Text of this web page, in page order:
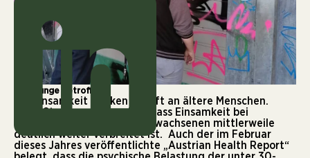
Viele junge Betroffene
Bei Einsamkeit denken wir oft an ältere Menschen.
Neue Studien zeigen aber, dass Einsamkeit bei
Jugendlichen und jungen Erwachsenen mittlerweile
deutlich weiter verbreitet ist. Auch der im Februar
dieses Jahres veröffentlichte „Austrian Health Report“